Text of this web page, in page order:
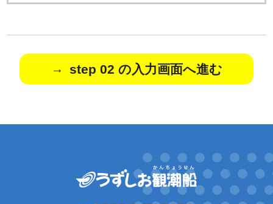
step 02 の入力画面へ進む